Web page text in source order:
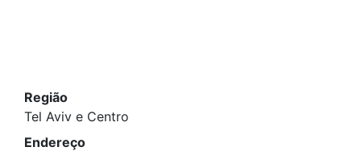
Região
Tel Aviv e Centro
Endereço